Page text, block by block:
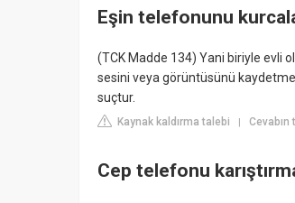
Eşin telefonunu
(TCK Madde 134) Yani biriyle evli
sesini veya görüntüsünü
suçtur.
Kaynak kaldırma talebi Cevabın
Cep telefonu